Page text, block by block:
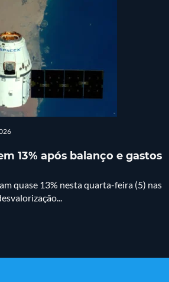
13% após balanço e gastos
quase 13% nesta quarta-feira (5) nas